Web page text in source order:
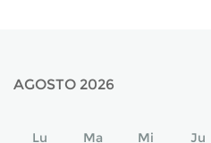
AGOSTO 2026
Lu Ma Mi Ju